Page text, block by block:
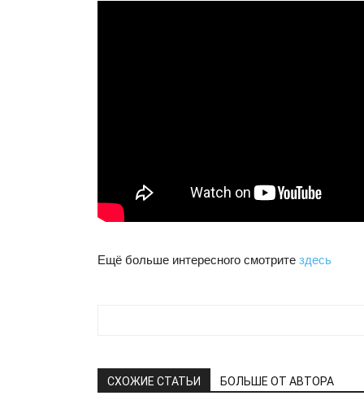
Ещё больше интересного смотрите здесь
СХОЖИЕ СТАТЬИ БОЛЬШЕ ОТ АВТОРА